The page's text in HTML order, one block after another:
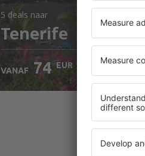
5 deals naar
Tenerife
VANAF 74 EUR